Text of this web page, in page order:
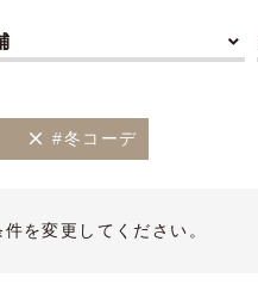
#冬コーデ
を変更してください。